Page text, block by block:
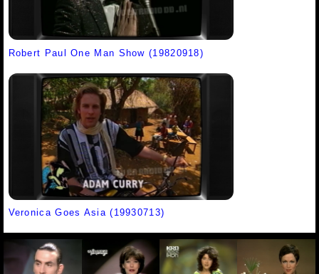
Robert Paul One Man Show (19820918)
Veronica Goes Asia (19930713)